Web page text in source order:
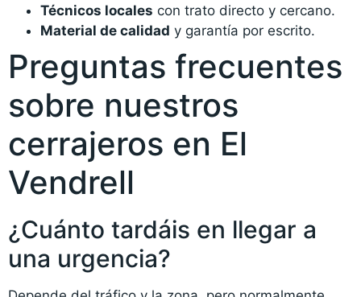
Técnicos locales con trato directo y cercano.
Material de calidad y garantía por escrito.
Preguntas frecuentes
sobre nuestros
cerrajeros en El
Vendrell
¿Cuánto tardáis en llegar a
una urgencia?